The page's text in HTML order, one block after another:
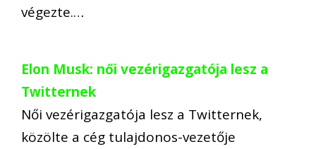
végezte.…
Elon Musk: női vezérigazgatója lesz a
Twitternek
Női vezérigazgatója lesz a Twitternek,
közölte a cég tulajdonos-vezetője